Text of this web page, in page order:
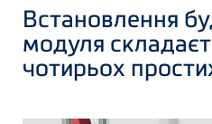
Встановлення
модуля
чотирьох